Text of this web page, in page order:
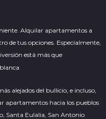
Alquilar apartamentos a
de tus opciones. Especialmente,
está más que
alejados del bullicio, e incluso,
apartamentos hacia los pueblos
Santa Eulalia, San Antonio